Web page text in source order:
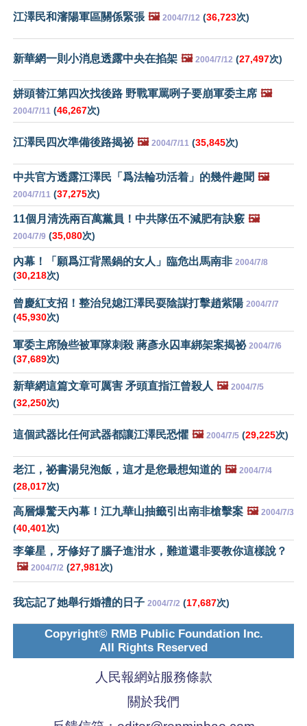
江澤民和瀋陽軍區關係緊張 🖼️ 2004/7/12 (36,723次)
新華網一則小消息透露中央在掐架 🖼️ 2004/7/12 (27,497次)
姘頭替江第四次找後路 野戰軍罵咧子要崩軍委主席 🖼️
2004/7/11 (46,267次)
江澤民四次準備後路揭祕 🖼️ 2004/7/11 (35,845次)
中共官方透露江澤民「爲法輪功活着」的幾件趣聞 🖼️
2004/7/11 (37,275次)
11個月清洗兩百萬黨員！中共隊伍不減肥有訣竅 🖼️
2004/7/9 (35,080次)
內幕！「願爲江背黑鍋的女人」臨危出馬南非 2004/7/8
(30,218次)
曾慶紅支招！整治兒媳江澤民耍陰謀打擊趙紫陽 2004/7/7
(45,930次)
軍委主席險些被軍隊刺殺 蔣彥永囚車綁架案揭祕 2004/7/6
(37,689次)
新華網這篇文章可厲害 矛頭直指江曾殺人 🖼️ 2004/7/5
(32,250次)
這個武器比任何武器都讓江澤民恐懼 🖼️ 2004/7/5 (29,225次)
老江，祕書湯兒泡飯，這才是您最想知道的 🖼️ 2004/7/4
(28,017次)
高層爆驚天內幕！江九華山抽籤引出南非槍擊案 🖼️ 2004/7/3
(40,401次)
李肇星，牙修好了腦子進泔水，難道還非要教你這樣說？
🖼️ 2004/7/2 (27,981次)
我忘記了她舉行婚禮的日子 2004/7/2 (17,687次)
Copyright© RMB Public Foundation Inc.
All Rights Reserved
人民報網站服務條款
關於我們